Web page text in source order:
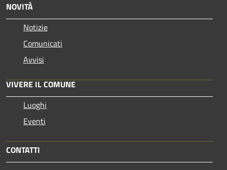
NOVITÀ
Notizie
Comunicati
Avvisi
VIVERE IL COMUNE
Luoghi
Eventi
CONTATTI